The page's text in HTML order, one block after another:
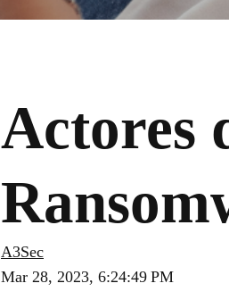
Actores
A3Sec
Mar 28, 2023, 6:24:49 PM